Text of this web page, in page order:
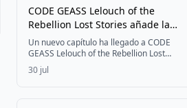
Fantasma Abe no Seimei y a la nueva
subgeneral UR 月見月夜光.
CODE GEASS Lelouch of the
Rebellion Lost Stories añade la
Parte 5 Capítulo 11 de la historia
principal con nuevos pilotos y un
sorteo de shikishi autografiados
Un nuevo capítulo ha llegado a CODE
GEASS Lelouch of the Rebellion Lost
Stories para smartphones y PC, incluyendo
una campaña por tiempo limitado con
30 jul